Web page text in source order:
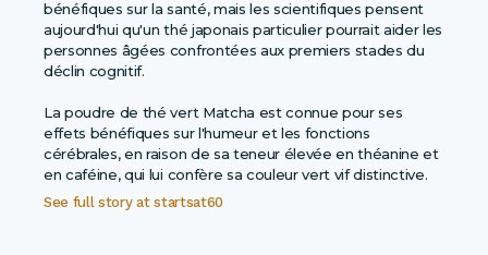
bénéfiques sur la santé, mais les scientifiques pensent
aujourd'hui qu'un thé japonais particulier pourrait aider les
personnes âgées confrontées aux premiers stades du
déclin cognitif.
La poudre de thé vert Matcha est connue pour ses
effets bénéfiques sur l'humeur et les fonctions
cérébrales, en raison de sa teneur élevée en théanine et
en caféine, qui lui confère sa couleur vert vif distinctive.
See full story atstartsat60